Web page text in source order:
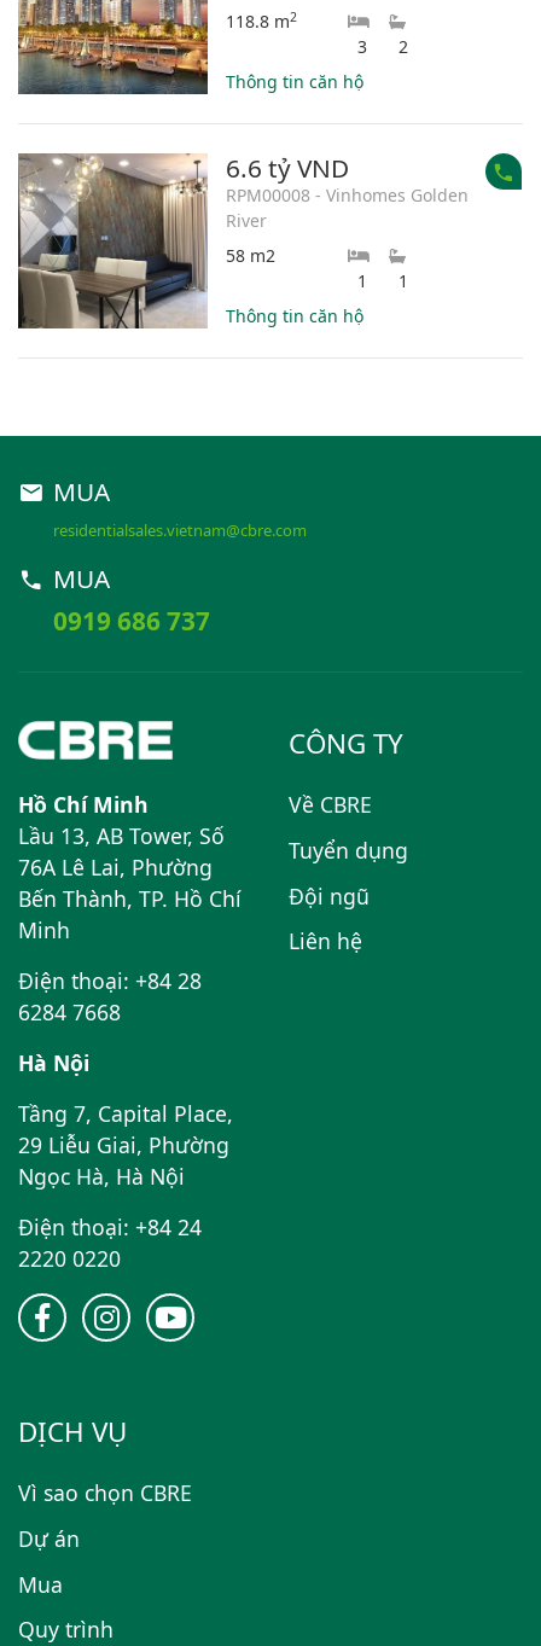
118.8 m2
3
2
Thông tin căn hộ
6.6 tỷ VND
RPM00008 - Vinhomes Golden
River
58 m2
1
1
Thông tin căn hộ
MUA
residentialsales.vietnam@cbre.com
MUA
0919 686 737
Hồ Chí Minh
Lầu 13, AB Tower, Số
76A Lê Lai, Phường
Bến Thành, TP. Hồ Chí
Minh
Điện thoại: +84 28
6284 7668
Hà Nội
Tầng 7, Capital Place,
29 Liễu Giai, Phường
Ngọc Hà, Hà Nội
Điện thoại: +84 24
2220 0220
CÔNG TY
Về CBRE
Tuyển dụng
Đội ngũ
Liên hệ
DỊCH VỤ
Vì sao chọn CBRE
Dự án
Mua
Quy trình